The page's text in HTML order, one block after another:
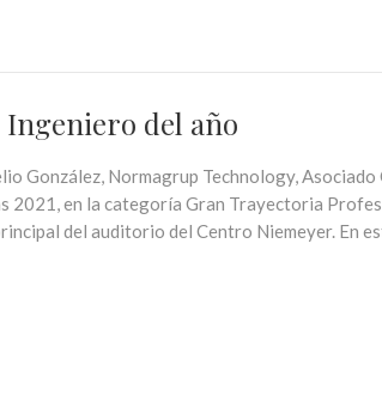
Ingeniero del año
González, Normagrup Technology,
2021, en la categoría Gran Trayectoria
del auditorio del Centro Niemeyer. En